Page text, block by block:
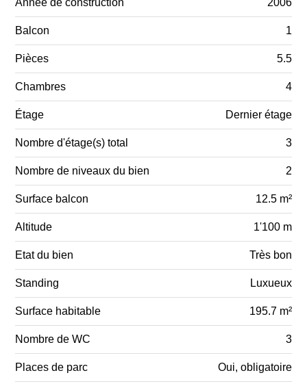
Année de construction 2006
Balcon 1
Pièces 5.5
Chambres 4
Étage Dernier étage
Nombre d'étage(s) total 3
Nombre de niveaux du bien 2
Surface balcon 12.5 m²
Altitude 1'100 m
Etat du bien Très bon
Standing Luxueux
Surface habitable 195.7 m²
Nombre de WC 3
Places de parc Oui, obligatoire